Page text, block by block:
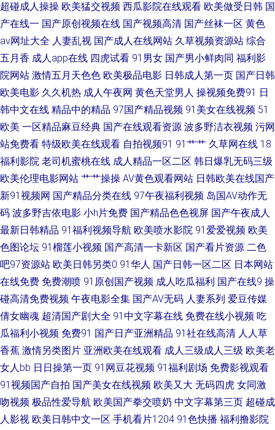
黑丝美女91 天堂影院在线观看高清在线 电影天堂bt在线观看 青娱乐毛片 最
新电影大片抢先看 花季传媒官网网站 午夜小视频试看五分钟 高清不卡在线
观看 国产在线视精 午夜伦理剧场 国产精品永久 涩偷拍网 成人午夜福利剧场
人成在线观看 97人妻在线视频 免费最新电影在线看 在线播放精 韩日三级网
28p 中文字字幕在线一本通 久久97 亚洲欧洲精品一区 国产亚洲精品精品精
品 婷婷四色超碰 电影午夜写真福利 人人澡人人爱 91视色 男人的天堂色 在
线经典三级 禁断の肉体乱爱中文字幕 亚洲九九五月丁香日本欧美大香蕉导航
国产欧美精品高清区 斯伐超直播在线观看 国产毛毛浓密茂盛 中文字幕巨大
丁香五月色综合 エロ月夜影视在线观看 亚洲中文字幕 日本ww 国产亚洲精品
久久久久久久 自拍四页日韩 青青影院学生妹 av性爱片 欧美另娄性爱 69大伊
人 男人天堂网香蕉视频 种子下载网站磁力 久久国产东北淫好 亚洲日韩中文
国产婷婷激情精品综合 微拍啪啪啪 国产传媒精选 日韩在线97 成人精品一区
超碰成人操操 欧美猛交视频 西瓜影院在线观看 欧美做受日韩 国
产在线一 国产原创视频在线 国产视频高清 国产丝袜一区 黄色
av网址大全 人妻乱视 国产成人在线网站 久草视频资源站 综合
五月香 成人app在线 四虎试看 91男女 国产男小鲜肉同 福利影
院网站 激情五月天色色 欧美极品电影 日韩成人第一页 国产日韩
欧美电影 久久机热 成人午夜网 黄色天堂男人 操视频免费91 日
韩中文在线 精品中的精品 97国产精品视频 91美女在线视频 51
欧美 一区精品麻豆经典 国产在线观看资源 波多野洁衣视频 污网
站免费看 特级欧美在线观看 自拍视频91 91艹艹 久草网在线 18
福利影院 老司机蜜桃在线 成人精品一区二区 韩日爆乳无码三级
欧美伦理电影网站 艹艹操操 AV黄色观看网站 日韩欧美在线国产
新91视频网 国产精品分类在线 97午夜福利视频 岛国AV动作无
码 波多野吉依电影 小h片免费 国产精品色色视屏 国产午夜成人
最新日韩精品 91福利视频导航 欧美喷水影院 91爱爱视频 欧美
色图论坛 91榴莲小视频 国产高清一卡新区 国产看片资源 二色
吧97资源站 欧美日韩另类0 91华人 国产日韩一区二区 日本网站
在线免费 免费潮喷 91原创国产视频 成人吃瓜福利 国产在线9 操
碰高清免费视频 午夜电影全集 国产AV无码 人妻系列 爱豆传媒
倩女幽魂 超清国产剧大全 91中文字幕在线 免费在线小视频 吃
瓜福利小视频 免费91 国产日产亚洲精品 91社在线高清 人人草
香蕉 激情另类图片 亚洲欧美在线观看 成人三级成人三级 欧美老
女人bb 日日操第一页 91网豆花视频 91福利剧场 免费影视观看
91视频国产自拍 国产美女在线视频 欧美又大 无码四虎 女同激
吻视频 极品性爱导航 欧美国产拳交喷奶 中文字幕第三页 超碰成
人影视 欧美日韩中文一区 手机看片1204 91色快播 福利撸影院